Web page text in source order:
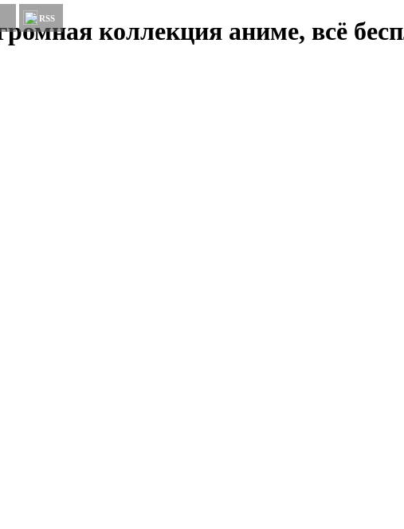
коллекция аниме, всё
RSS